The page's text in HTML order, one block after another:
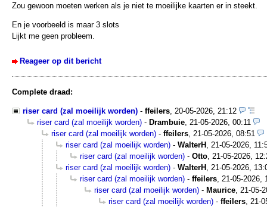
Zou gewoon moeten werken als je niet te moeilijke kaarten er in steekt.
En je voorbeeld is maar 3 slots
Lijkt me geen probleem.
Reageer op dit bericht
Complete draad:
riser card (zal moeilijk worden) - ffeilers, 20-05-2026, 21:12
riser card (zal moeilijk worden) - Drambuie, 21-05-2026, 00:11
riser card (zal moeilijk worden) - ffeilers, 21-05-2026, 08:51
riser card (zal moeilijk worden) - WalterH , 21-05-2026,
riser card (zal moeilijk worden) - Otto, 21-05-2026,
riser card (zal moeilijk worden) - WalterH , 21-05-2026,
riser card (zal moeilijk worden) - ffeilers, 21-05-2026,
riser card (zal moeilijk worden) - Maurice, 21-05-
riser card (zal moeilijk worden) - ffeilers, 21-